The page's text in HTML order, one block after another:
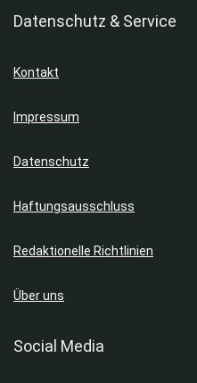
Datenschutz & Service
Kontakt
Impressum
Datenschutz
Haftungsausschluss
Redaktionelle Richtlinien
Über uns
Social Media